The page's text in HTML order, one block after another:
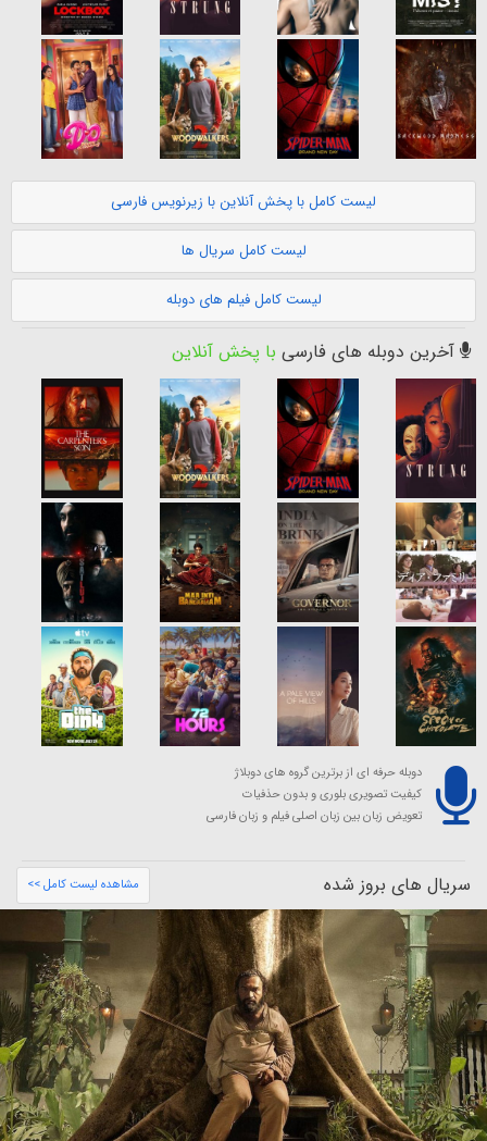
لیست کامل با پخش آنلاین با زیرنویس فارسی
لیست کامل سریال ها
لیست کامل فیلم های دوبله
آخرین دوبله های فارسی با پخش آنلاین
دوبله حرفه ای از برترین گروه های دوبلاژ
کیفیت تصویری بلوری و بدون حذفیات
تعویض زبان بین زبان اصلی فیلم و زبان فارسی
سریال های بروز شده مشاهده لیست کامل >>